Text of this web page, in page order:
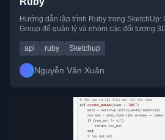
Hướng dẫn lập trình Ruby trong SketchUp:
Group để quản lý và nhóm các đối tượng
api ruby Sketchup
Nguyễn Văn Xuân